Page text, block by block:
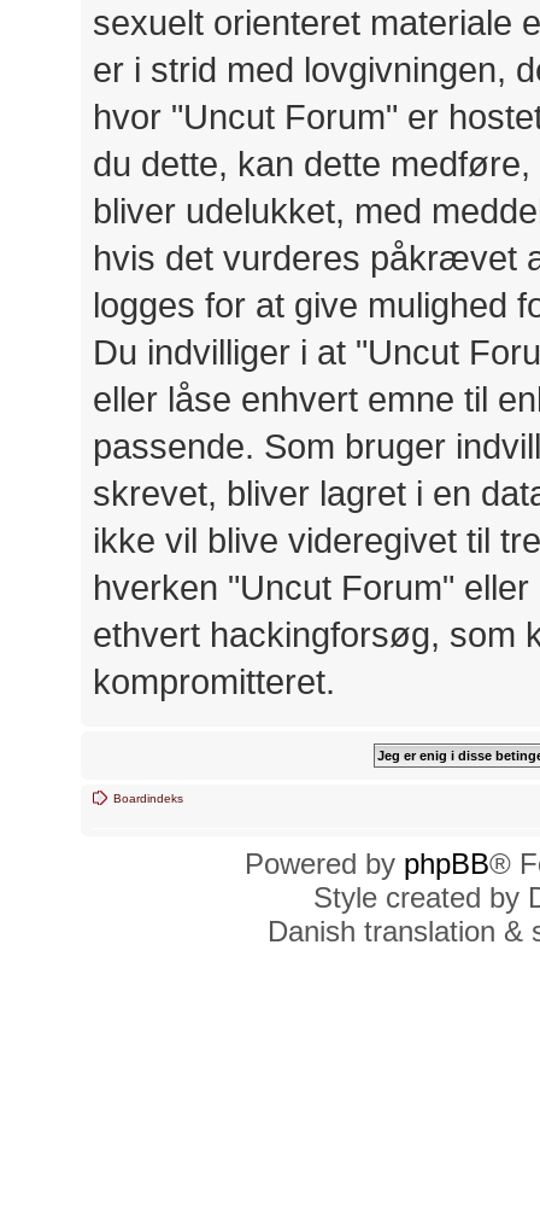
sexuelt orienteret materiale
er i strid med lovgivningen,
hvor "Uncut Forum" er
du dette, kan dette
bliver udelukket, med
hvis det vurderes påkrævet
logges for at give mulighed
Du indvilliger i at "Uncut
eller låse enhvert emne til
passende. Som bruger
skrevet, bliver lagret i en
ikke vil blive videregivet til
hverken "Uncut Forum"
ethvert hackingforsøg, som
kompromitteret.
Boardindeks
Powered by phpBB®
Style created by
Danish translation &